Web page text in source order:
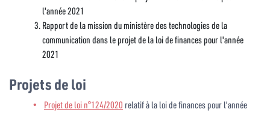
l'année 2021
Rapport de la mission du ministère des technologies de la
communication dans le projet de la loi de finances pour l'année
2021
Projets de loi
Projet de loi n°124/2020relatif à la loi de finances pour l'année